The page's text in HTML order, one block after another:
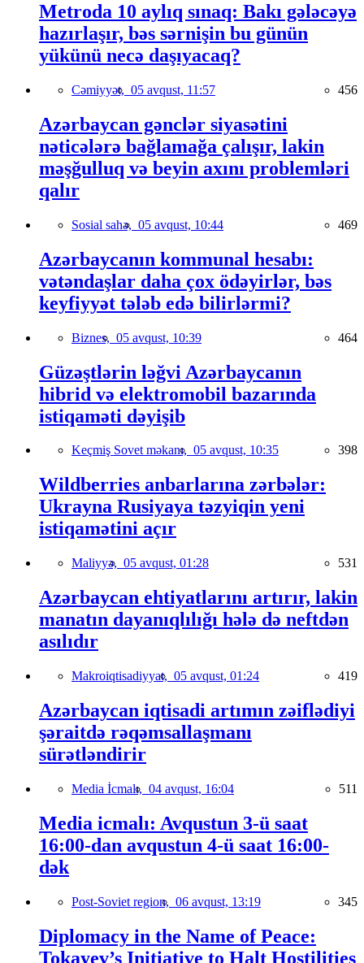
Metroda 10 aylıq sınaq: Bakı gələcəyə
hazırlaşır, bəs sərnişin bu günün
yükünü necə daşıyacaq?
Cəmiyyət, 05 avqust, 11:57 456
Azərbaycan gənclər siyasətini
nəticələrə bağlamağa çalışır, lakin
məşğulluq və beyin axını problemləri
qalır
Sosial sahə, 05 avqust, 10:44 469
Azərbaycanın kommunal hesabı:
vətəndaşlar daha çox ödəyirlər, bəs
keyfiyyət tələb edə bilirlərmi?
Biznes, 05 avqust, 10:39 464
Güzəştlərin ləğvi Azərbaycanın
hibrid və elektromobil bazarında
istiqaməti dəyişib
Keçmiş Sovet məkanı, 05 avqust, 10:35 398
Wildberries anbarlarına zərbələr:
Ukrayna Rusiyaya təzyiqin yeni
istiqamətini açır
Maliyyə, 05 avqust, 01:28 531
Azərbaycan ehtiyatlarını artırır, lakin
manatın dayanıqlılığı hələ də neftdən
asılıdır
Makroiqtisadiyyat, 05 avqust, 01:24 419
Azərbaycan iqtisadi artımın zəiflədiyi
şəraitdə rəqəmsallaşmanı
sürətləndirir
Media İcmalı, 04 avqust, 16:04 511
Media icmalı: Avqustun 3-ü saat
16:00-dan avqustun 4-ü saat 16:00-
dək
Post-Soviet region, 06 avqust, 13:19 345
Diplomacy in the Name of Peace:
Tokayev’s Initiative to Halt Hostilities